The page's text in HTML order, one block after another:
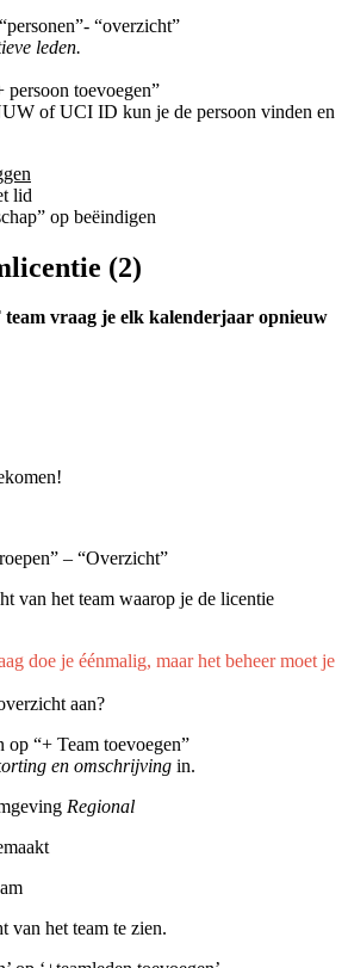
“overzicht”
leden.
toevoegen”
of UCI ID kun je de persoon vinden en
lid
op beëindigen
(2)
vraag je elk kalenderjaar opnieuw
– “Overzicht”
van het team waarop je de licentie
doe je éénmalig, maar het beheer moet je
aan?
“+ Team toevoegen”
en omschrijving in.
Regional
van het team te zien.